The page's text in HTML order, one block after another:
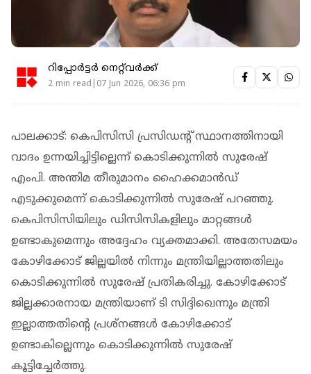
റിപ്പോർട്ടർ നെറ്റ്‌വര്‍ക്ക്‌
2 min read|07 Jun 2026, 06:36 pm
പാലക്കാട്: കെപിസിസി പ്രസിഡന്റ് സ്ഥാനത്തിനായി
വാദം ഉന്നയിച്ചിട്ടില്ലെന്ന് കൊടിക്കുന്നില്‍ സുരേഷ്
എംപി. അന്തിമ തീരുമാനം ഹൈക്കമാന്‍ഡ്
എടുക്കുമെന്ന് കൊടിക്കുന്നില്‍ സുരേഷ് പറഞ്ഞു.
കെപിസിസിയിലും ഡിസിസികളിലും മാറ്റങ്ങള്‍
ഉണ്ടാകുമെന്നും അദ്ദേഹം വ്യക്തമാക്കി. അതേസമയം
കോഴിക്കോട് ജില്ലയില്‍ നിന്നും മന്ത്രിയില്ലാത്തതിലും
കൊടിക്കുന്നില്‍ സുരേഷ് പ്രതികരിച്ചു. കോഴിക്കോട്
ജില്ലക്കാരനായ മന്ത്രിയാണ് ടി സിദ്ദിഖെന്നും മന്ത്രി
ഇല്ലാത്തതിന്റെ പ്രശ്‌നങ്ങള്‍ കോഴിക്കോട്
ഉണ്ടാകില്ലെന്നും കൊടിക്കുന്നില്‍ സുരേഷ്
കൂട്ടിച്ചേര്‍ത്തു.